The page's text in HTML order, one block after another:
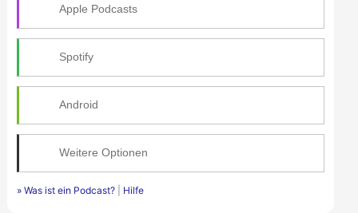
:
Apple Podcasts
Spotify
Android
Weitere Optionen
» Was ist ein Podcast?| Hilfe